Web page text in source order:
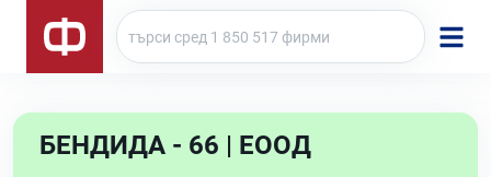
БЕНДИДА - 66 | ЕООД